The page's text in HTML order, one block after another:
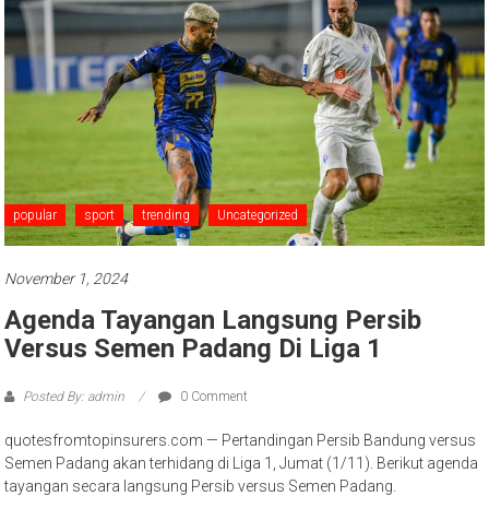
popular sport trending Uncategorized
November 1, 2024
Agenda Tayangan Langsung Persib
Versus Semen Padang Di Liga 1
Posted By: admin 0 Comment
quotesfromtopinsurers.com — Pertandingan Persib Bandung versus
Semen Padang akan terhidang di Liga 1, Jumat (1/11). Berikut agenda
tayangan secara langsung Persib versus Semen Padang.